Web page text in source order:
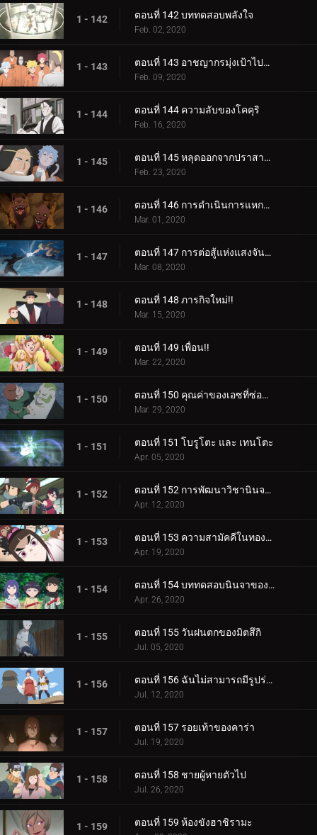
1 - 142 ตอนที่ 142 บททดสอบพลังใจ
Feb. 02, 2020
1 - 143 ตอนที่ 143 อาชญากรมุ่งเป้าไปที่โคคุริ
Feb. 09, 2020
1 - 144 ตอนที่ 144 ความลับของโคคุริ
Feb. 16, 2020
1 - 145 ตอนที่ 145 หลุดออกจากปราสาทโฮซึกิ
Feb. 23, 2020
1 - 146 ตอนที่ 146 การดำเนินการแหกคุก
Mar. 01, 2020
1 - 147 ตอนที่ 147 การต่อสู้แห่งแสงจันทร์อันเป็นเวรกรรม
Mar. 08, 2020
1 - 148 ตอนที่ 148 ภารกิจใหม่!!
Mar. 15, 2020
1 - 149 ตอนที่ 149 เพื่อน!!
Mar. 22, 2020
1 - 150 ตอนที่ 150 คุณค่าของเอซที่ซ่อนอยู่
Mar. 29, 2020
1 - 151 ตอนที่ 151 โบรูโตะ และ เทนโตะ
Apr. 05, 2020
1 - 152 ตอนที่ 152 การพัฒนาวิชานินจาทางการแพทย์
Apr. 12, 2020
1 - 153 ตอนที่ 153 ความสามัคคีในทองคำ
Apr. 19, 2020
1 - 154 ตอนที่ 154 บททดสอบนินจาของฮิมาวาริ!!
Apr. 26, 2020
1 - 155 ตอนที่ 155 วันฝนตกของมิตสึกิ
Jul. 05, 2020
1 - 156 ตอนที่ 156 ฉันไม่สามารถมีรูปร่างผอมเพรียวได้
Jul. 12, 2020
1 - 157 ตอนที่ 157 รอยเท้าของคาร่า
Jul. 19, 2020
1 - 158 ตอนที่ 158 ชายผู้หายตัวไป
Jul. 26, 2020
1 - 159 ตอนที่ 159 ห้องขังฮาชิรามะ